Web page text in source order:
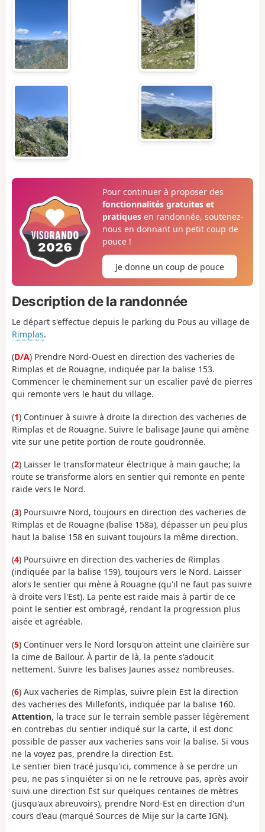
Pour continuer à proposer des
fonctionnalités gratuites et
pratiquesen randonnée, soutenez-
nous en donnant un petit coup de
pouce !
Je donne un coup de pouce
Description de la randonnée
Le départ s'effectue depuis le parking du Pous au village de
Rimplas.
(D/A) Prendre Nord-Ouest en direction des vacheries de
Rimplas et de Rouagne, indiquée par la balise 153.
Commencer le cheminement sur un escalier pavé de pierres
qui remonte vers le haut du village.
(1) Continuer à suivre à droite la direction des vacheries de
Rimplas et de Rouagne. Suivre le balisage Jaune qui amène
vite sur une petite portion de route goudronnée.
(2) Laisser le transformateur électrique à main gauche; la
route se transforme alors en sentier qui remonte en pente
raide vers le Nord.
(3) Poursuivre Nord, toujours en direction des vacheries de
Rimplas et de Rouagne (balise 158a), dépasser un peu plus
haut la balise 158 en suivant toujours la même direction.
(4) Poursuivre en direction des vacheries de Rimplas
(indiquée par la balise 159), toujours vers le Nord. Laisser
alors le sentier qui mène à Rouagne (qu'il ne faut pas suivre
à droite vers l'Est). La pente est raide mais à partir de ce
point le sentier est ombragé, rendant la progression plus
aisée et agréable.
(5) Continuer vers le Nord lorsqu'on atteint une clairière sur
la cime de Ballour. À partir de là, la pente s'adoucit
nettement. Suivre les balises Jaunes assez nombreuses.
(6) Aux vacheries de Rimplas, suivre plein Est la direction
des vacheries des Millefonts, indiquée par la balise 160.
Attention, la trace sur le terrain semble passer légèrement
en contrebas du sentier indiqué sur la carte, il est donc
possible de passer aux vacheries sans voir la balise. Si vous
ne la voyez pas, prendre la direction Est.
Le sentier bien tracé jusqu'ici, commence à se perdre un
peu, ne pas s'inquiéter si on ne le retrouve pas, après avoir
suivi une direction Est sur quelques centaines de mètres
(jusqu'aux abreuvoirs), prendre Nord-Est en direction d'un
cours d'eau (marqué Sources de Mije sur la carte IGN).